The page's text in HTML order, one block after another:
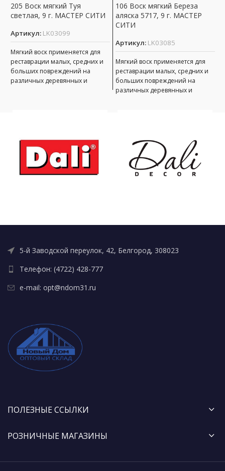
205 Воск мягкий Туя
светлая, 9 г. МАСТЕР СИТИ
Артикул: LK03099
Мягкий воск применяется для
реставрации малых, средних и
больших повреждений на
различных деревянных и
106 Воск мягкий Береза
аляска 5717, 9 г. МАСТЕР
СИТИ
Артикул: LK03085
Мягкий воск применяется для
реставрации малых, средних и
больших повреждений на
различных деревянных и
5-й Заводской переулок, 42, Белгород, 308023
Телефон: (4722) 428-777
e-mail: opt@ndom31.ru
ПОЛЕЗНЫЕ ССЫЛКИ
РОЗНИЧНЫЕ МАГАЗИНЫ